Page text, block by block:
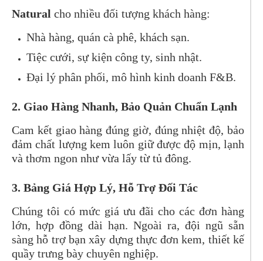
Natural cho nhiều đối tượng khách hàng:
Nhà hàng, quán cà phê, khách sạn.
Tiệc cưới, sự kiện công ty, sinh nhật.
Đại lý phân phối, mô hình kinh doanh F&B.
2. Giao Hàng Nhanh, Bảo Quản Chuẩn Lạnh
Cam kết giao hàng đúng giờ, đúng nhiệt độ, bảo
đảm chất lượng kem luôn giữ được độ mịn, lạnh
và thơm ngon như vừa lấy từ tủ đông.
3. Bảng Giá Hợp Lý, Hỗ Trợ Đối Tác
Chúng tôi có mức giá ưu đãi cho các đơn hàng
lớn, hợp đồng dài hạn. Ngoài ra, đội ngũ sẵn
sàng hỗ trợ bạn xây dựng thực đơn kem, thiết kế
quầy trưng bày chuyên nghiệp.